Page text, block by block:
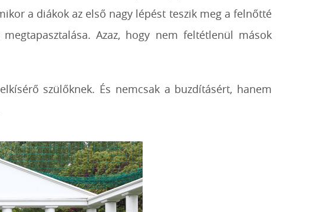
a diákok az első nagy lépést teszik meg a felnőtté
Azaz, hogy nem feltétlenül mások
szülőknek. És nemcsak a buzdításért, hanem